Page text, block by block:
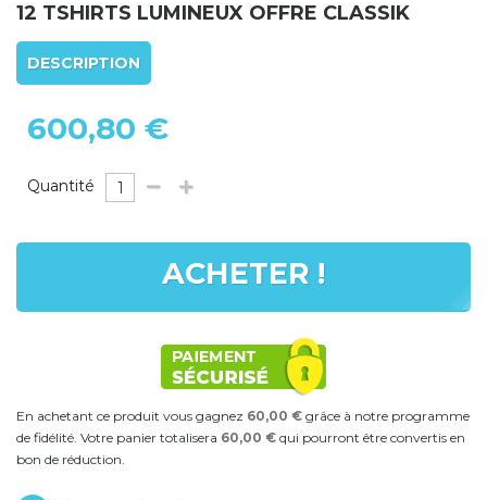
12 TSHIRTS LUMINEUX OFFRE CLASSIK
DESCRIPTION
600,80 €
Quantité
ACHETER !
En achetant ce produit vous gagnez 60,00 € grâce à notre programme
de fidélité. Votre panier totalisera 60,00 € qui pourront être convertis en
bon de réduction.